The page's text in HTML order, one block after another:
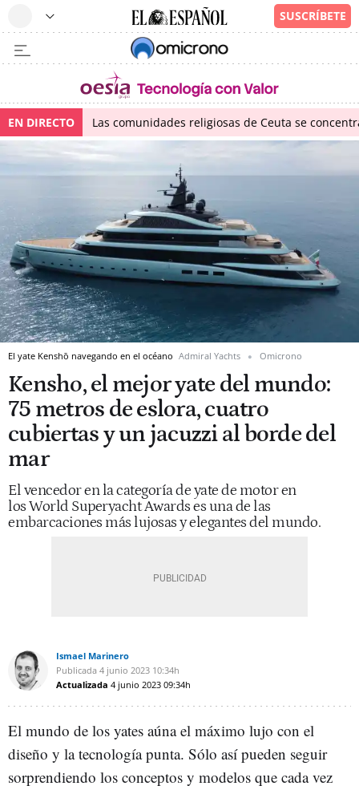
EN DIRECTO Las comunidades religiosas de Ceuta se
El yate Kenshō navegando en el océano Admiral Yachts Omicrono
Kensho, el mejor yate del mundo:
75 metros de eslora, cuatro
cubiertas y un jacuzzi al borde del
mar
El vencedor en la categoría de yate de motor en
los World Superyacht Awards es una de las
embarcaciones más lujosas y elegantes del mundo.
Ismael Marinero
Publicada 4 junio 2023 10:34h
Actualizada 4 junio 2023 09:34h
El mundo de los yates aúna el máximo lujo con el
diseño y la tecnología punta. Sólo así pueden seguir
sorprendiendo los conceptos y modelos que cada vez